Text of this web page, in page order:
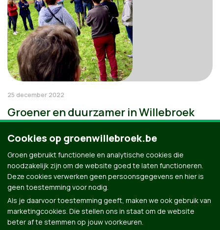
25 december 2022
Groener en duurzamer in Willebroek
Cookies op groenwillebroek.be
Groen gebruikt functionele en analytische cookies die
noodzakelijk zijn om de website goed te laten functioneren.
Deze cookies verwerken geen persoonsgegevens en hier is
geen toestemming voor nodig.
Als je daarvoor toestemming geeft, maken we ook gebruik van
marketingcookies. Die stellen ons in staat om de website
beter af te stemmen op jouw voorkeuren.